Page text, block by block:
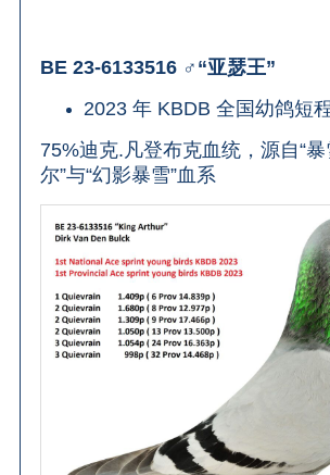
BE 23-6133516 ♂“亚瑟王”
2023 年 KBDB 全国幼鸽短
75%迪克.凡登布克血统，源自“
尔”与“幻影暴雪”血系